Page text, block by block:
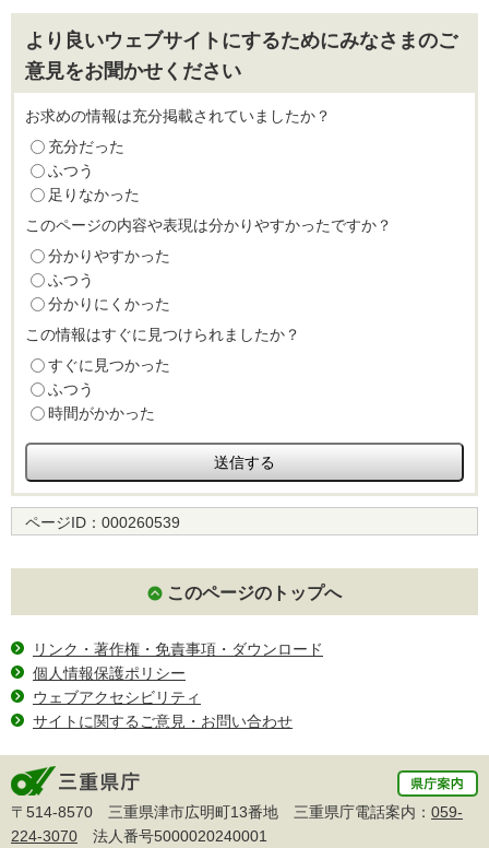
より良いウェブサイトにするためにみなさまのご
意見をお聞かせください
お求めの情報は充分掲載されていましたか？
充分だった
ふつう
足りなかった
このページの内容や表現は分かりやすかったですか？
分かりやすかった
ふつう
分かりにくかった
この情報はすぐに見つけられましたか？
すぐに見つかった
ふつう
時間がかかった
ページID： 000260539
このページのトップへ
リンク・著作権・免責事項・ダウンロード
個人情報保護ポリシー
ウェブアクセシビリティ
サイトに関するご意見・お問い合わせ
〒514-8570 三重県津市広明町13番地 三重県庁電話案内： 059-
224-3070 法人番号5000020240001